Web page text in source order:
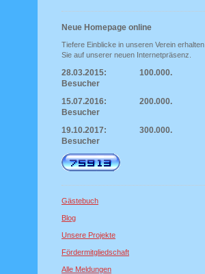
Neue Homepage online
Tiefere Einblicke in unseren Verein erhalten
Sie auf unserer neuen Internetpräsenz.
28.03.2015: 100.000.
Besucher
15.07.2016: 200.000.
Besucher
19.10.2017: 300.000.
Besucher
Gästebuch
Blog
Unsere Projekte
Fördermitgliedschaft
Alle Meldungen